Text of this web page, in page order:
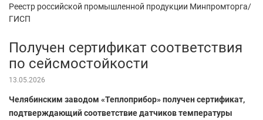
Реестр российской промышленной продукции Минпромторга/
ГИСП
Получен сертификат соответствия
по сейсмостойкости
13.05.2026
Челябинским заводом «Теплоприбор» получен сертификат,
подтверждающий соответствие датчиков температуры